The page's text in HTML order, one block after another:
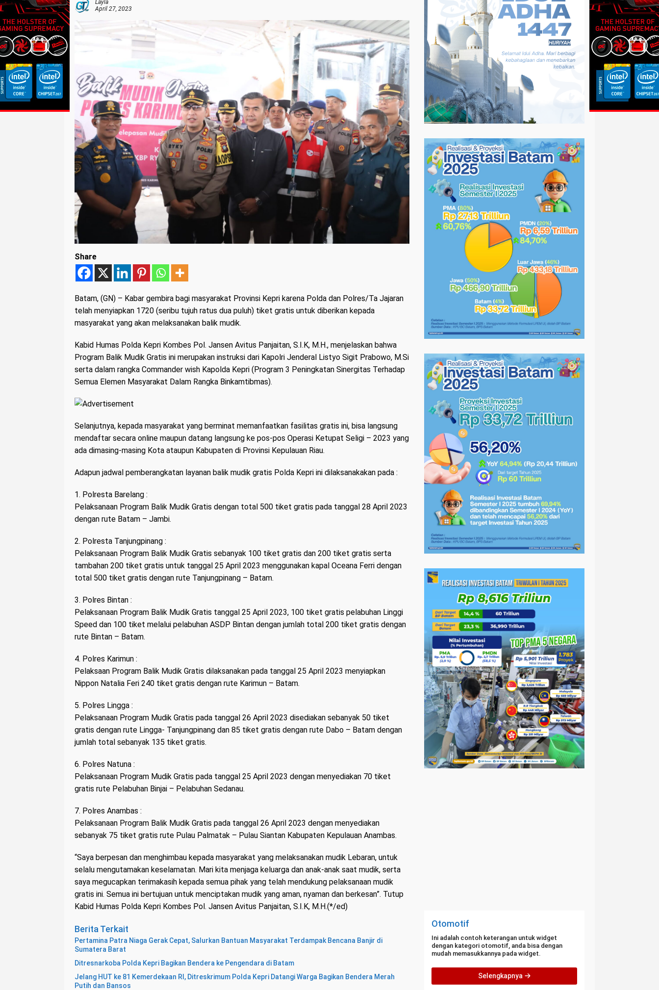
Layla
April 27, 2023
Share
Batam, (GN) – Kabar gembira bagi masyarakat Provinsi Kepri karena Polda dan Polres/Ta Jajaran
telah menyiapkan 1720 (seribu tujuh ratus dua puluh) tiket gratis untuk diberikan kepada
masyarakat yang akan melaksanakan balik mudik.
Kabid Humas Polda Kepri Kombes Pol. Jansen Avitus Panjaitan, S.I.K, M.H., menjelaskan bahwa
Program Balik Mudik Gratis ini merupakan instruksi dari Kapolri Jenderal Listyo Sigit Prabowo, M.Si
serta dalam rangka Commander wish Kapolda Kepri (Program 3 Peningkatan Sinergitas Terhadap
Semua Elemen Masyarakat Dalam Rangka Binkamtibmas).
Selanjutnya, kepada masyarakat yang berminat memanfaatkan fasilitas gratis ini, bisa langsung
mendaftar secara online maupun datang langsung ke pos-pos Operasi Ketupat Seligi – 2023 yang
ada dimasing-masing Kota ataupun Kabupaten di Provinsi Kepulauan Riau.
Adapun jadwal pemberangkatan layanan balik mudik gratis Polda Kepri ini dilaksanakakan pada :
1. Polresta Barelang :
Pelaksanaan Program Balik Mudik Gratis dengan total 500 tiket gratis pada tanggal 28 April 2023
dengan rute Batam – Jambi.
2. Polresta Tanjungpinang :
Pelaksanaan Program Balik Mudik Gratis sebanyak 100 tiket gratis dan 200 tiket gratis serta
tambahan 200 tiket gratis untuk tanggal 25 April 2023 menggunakan kapal Oceana Ferri dengan
total 500 tiket gratis dengan rute Tanjungpinang – Batam.
3. Polres Bintan :
Pelaksanaan Program Balik Mudik Gratis tanggal 25 April 2023, 100 tiket gratis pelabuhan Linggi
Speed dan 100 tiket melalui pelabuhan ASDP Bintan dengan jumlah total 200 tiket gratis dengan
rute Bintan – Batam.
4. Polres Karimun :
Pelaksaan Program Balik Mudik Gratis dilaksanakan pada tanggal 25 April 2023 menyiapkan
Nippon Natalia Feri 240 tiket gratis dengan rute Karimun – Batam.
5. Polres Lingga :
Pelaksanaan Program Mudik Gratis pada tanggal 26 April 2023 disediakan sebanyak 50 tiket
gratis dengan rute Lingga- Tanjungpinang dan 85 tiket gratis dengan rute Dabo – Batam dengan
jumlah total sebanyak 135 tiket gratis.
6. Polres Natuna :
Pelaksanaan Program Mudik Gratis pada tanggal 25 April 2023 dengan menyediakan 70 tiket
gratis rute Pelabuhan Binjai – Pelabuhan Sedanau.
7. Polres Anambas :
Pelaksanaan Program Balik Mudik Gratis pada tanggal 26 April 2023 dengan menyediakan
sebanyak 75 tiket gratis rute Pulau Palmatak – Pulau Siantan Kabupaten Kepulauan Anambas.
“Saya berpesan dan menghimbau kepada masyarakat yang melaksanakan mudik Lebaran, untuk
selalu mengutamakan keselamatan. Mari kita menjaga keluarga dan anak-anak saat mudik, serta
saya megucapkan terimakasih kepada semua pihak yang telah mendukung pelaksanaan mudik
gratis ini. Semua ini bertujuan untuk menciptakan mudik yang aman, nyaman dan berkesan”. Tutup
Kabid Humas Polda Kepri Kombes Pol. Jansen Avitus Panjaitan, S.I.K, M.H.(*/ed)
Berita Terkait
Pertamina Patra Niaga Gerak Cepat, Salurkan Bantuan Masyarakat Terdampak Bencana Banjir di
Sumatera Barat
Ditresnarkoba Polda Kepri Bagikan Bendera ke Pengendara di Batam
Jelang HUT ke 81 Kemerdekaan RI, Ditreskrimum Polda Kepri Datangi Warga Bagikan Bendera Merah
Putih dan Bansos
Otomotif
Ini adalah contoh keterangan untuk widget
dengan kategori otomotif, anda bisa dengan
mudah memasukkannya pada widget.
Selengkapnya